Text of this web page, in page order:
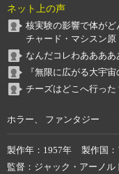
ネット上の声
核実験の影響で体が
チャード・マシスン原
なんだコレわあああ
『無限に広がる大宇
チーズはどこへ行っ
ホラー、 ファンタジー
製作年 1957年 製作国
監督
ジャック・アーノル